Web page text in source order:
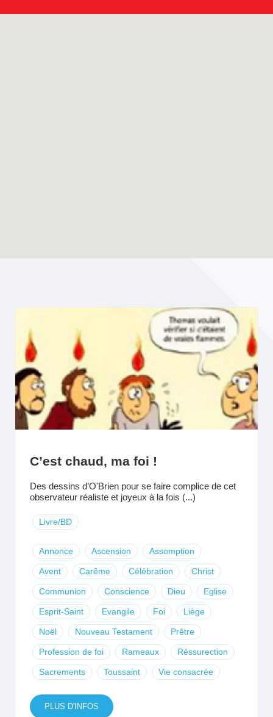
C’est chaud, ma foi !
Des dessins d’O'Brien pour se faire complice de cet
observateur réaliste et joyeux à la fois (...)
Livre/BD
Annonce Ascension Assomption
Avent Carême Célébration Christ
Communion Conscience Dieu Eglise
Esprit-Saint Evangile Foi Liège
Noël Nouveau Testament Prêtre
Profession de foi Rameaux Réssurection
Sacrements Toussaint Vie consacrée
PLUS D'INFOS